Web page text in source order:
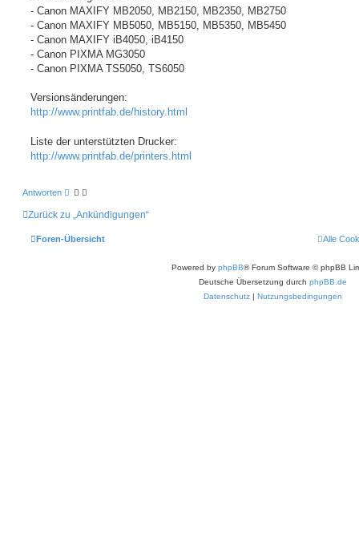
e
n
- Canon MAXIFY MB2050, MB2150, MB2350, MB2750
- Canon MAXIFY MB5050, MB5150, MB5350, MB5450
- Canon MAXIFY iB4050, iB4150
- Canon PIXMA MG3050
- Canon PIXMA TS5050, TS6050
Versionsänderungen:
http://www.printfab.de/history.html
Liste der unterstützten Drucker:
http://www.printfab.de/printers.html
Antworten
Zurück zu „Ankündigungen“
Foren-Übersicht Alle
Powered by phpBB® Forum Software © phpBB
Deutsche Übersetzung durch phpBB.de
Datenschutz | Nutzungsbedingungen